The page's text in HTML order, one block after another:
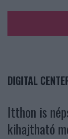
DIGITAL
Itthon is
kihajtható